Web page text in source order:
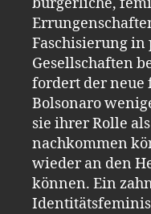
Faschisierung
Gesellschaften
fordert der neue
Bolsonaro
sie ihrer Rolle
nachkommen
wieder an den
können. Ein